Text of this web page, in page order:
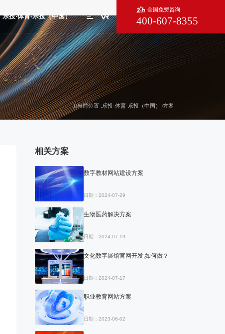
乐投·体育-乐投（中国）
全国免费咨询
400-607-8355
当前位置 : 乐投·体育-乐投（中国） 方案
相关方案
数字教材网站建设方案
日期：2024-07-29
生物医药解决方案
日期：2024-07-19
文化数字展馆官网开发,如何做？
日期：2024-07-17
职业教育网站方案
日期：2023-06-02